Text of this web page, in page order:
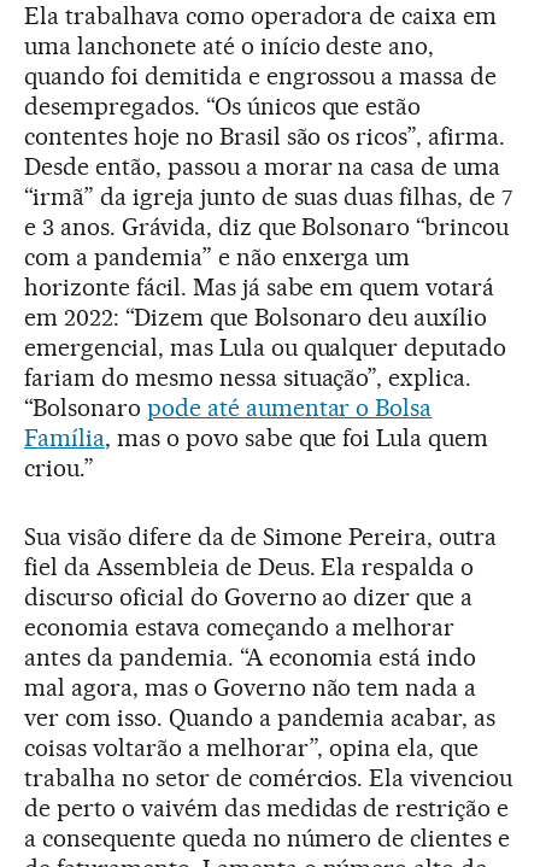
Ela trabalhava como operadora de caixa em
uma lanchonete até o início deste ano,
quando foi demitida e engrossou a massa de
desempregados. “Os únicos que estão
contentes hoje no Brasil são os ricos”, afirma.
Desde então, passou a morar na casa de uma
“irmã” da igreja junto de suas duas filhas, de 7
e 3 anos. Grávida, diz que Bolsonaro “brincou
com a pandemia” e não enxerga um
horizonte fácil. Mas já sabe em quem votará
em 2022: “Dizem que Bolsonaro deu auxílio
emergencial, mas Lula ou qualquer deputado
fariam do mesmo nessa situação”, explica.
“Bolsonaro pode até aumentar o Bolsa
Família, mas o povo sabe que foi Lula quem
criou.”
Sua visão difere da de Simone Pereira, outra
fiel da Assembleia de Deus. Ela respalda o
discurso oficial do Governo ao dizer que a
economia estava começando a melhorar
antes da pandemia. “A economia está indo
mal agora, mas o Governo não tem nada a
ver com isso. Quando a pandemia acabar, as
coisas voltarão a melhorar”, opina ela, que
trabalha no setor de comércios. Ela vivenciou
de perto o vaivém das medidas de restrição e
a consequente queda no número de clientes e